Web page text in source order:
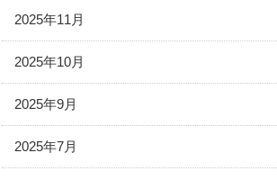
2025年11月
2025年10月
2025年9月
2025年7月